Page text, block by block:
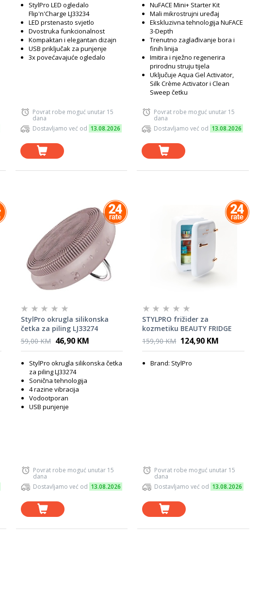
StylPro LED ogledalo
Flip'n'Charge LJ33234
LED prstenasto svjetlo
Dvostruka funkcionalnost
Kompaktan i elegantan dizajn
USB priključak za punjenje
3x povećavajuće ogledalo
Povrat robe moguć unutar 15
dana
Dostavljamo već od 13.08.2026
NuFACE Mini+ Starter Kit
Mali mikrostrujni uređaj
Ekskluzivna tehnologija NuFACE
3-Depth
Trenutno zaglađivanje bora i
finih linija
Imitira i nježno regenerira
prirodnu struju tijela
Uključuje Aqua Gel Activator,
Silk Crème Activator i Clean
Sweep četku
Povrat robe moguć unutar 15
dana
Dostavljamo već od 13.08.2026
StylPro okrugla silikonska
četka za piling LJ33274
59,00 KM 46,90 KM
StylPro okrugla silikonska četka
za piling LJ33274
Sonična tehnologija
4 razine vibracija
Vodootporan
USB punjenje
Povrat robe moguć unutar 15
dana
Dostavljamo već od 13.08.2026
STYLPRO frižider za
kozmetiku BEAUTY FRIDGE
WHITE 4 L
159,90 KM 124,90 KM
Brand: StylPro
Povrat robe moguć unutar 15
dana
Dostavljamo već od 13.08.2026